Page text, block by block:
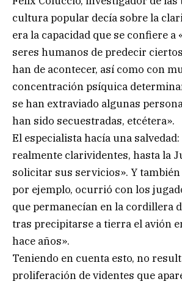
cultura popular decía sobre la
era la capacidad que se confiere a
seres humanos de predecir
han de acontecer, así como con
concentración psíquica
se han extraviado algunas
han sido secuestradas, etcétera».
El especialista hacía una
realmente clarividentes, hasta la
solicitar sus servicios». Y también
por ejemplo, ocurrió con los
que permanecían en la cordillera
tras precipitarse a tierra el avión
hace años».
Teniendo en cuenta esto, no
proliferación de videntes que